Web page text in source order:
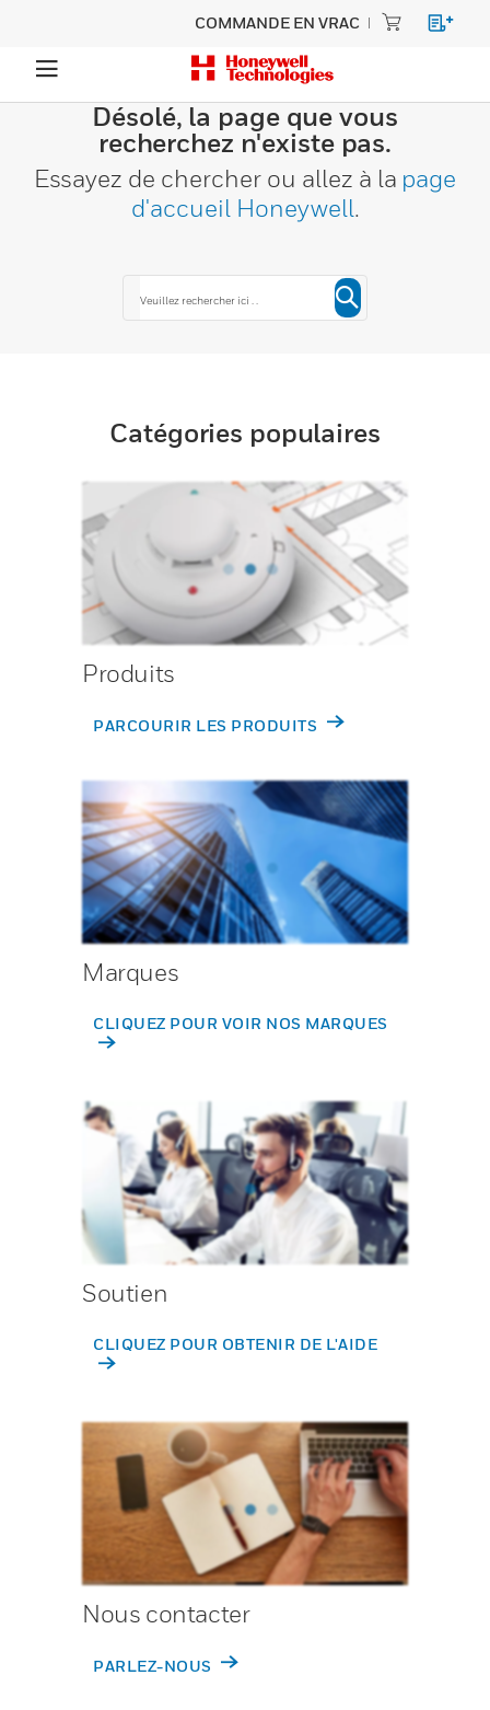
COMMANDE EN VRAC
Désolé, la page que vous
recherchez n'existe pas.
Essayez de chercher ou allez à la page
d'accueil Honeywell.
Catégories populaires
Produits
PARCOURIR LES PRODUITS
Marques
CLIQUEZ POUR VOIR NOS MARQUES
Soutien
CLIQUEZ POUR OBTENIR DE L'AIDE
Nous contacter
PARLEZ-NOUS